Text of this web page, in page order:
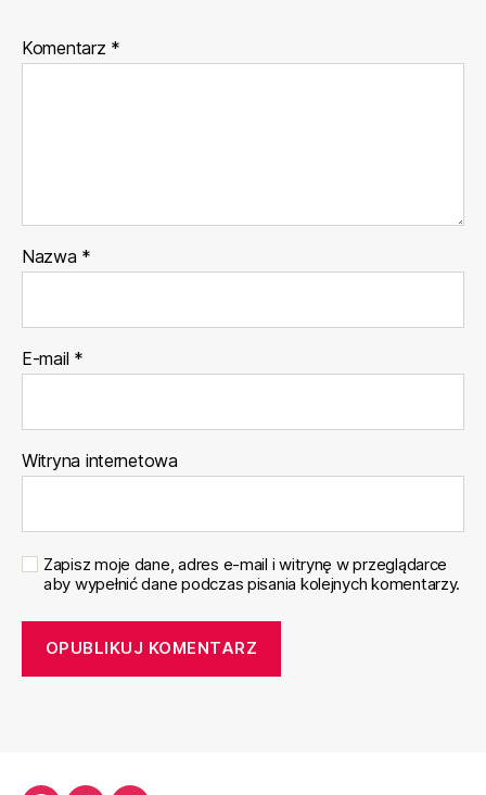
Komentarz *
Nazwa *
E-mail *
Witryna internetowa
Zapisz moje dane, adres e-mail i witrynę w przeglądarce
aby wypełnić dane podczas pisania kolejnych komentarzy.